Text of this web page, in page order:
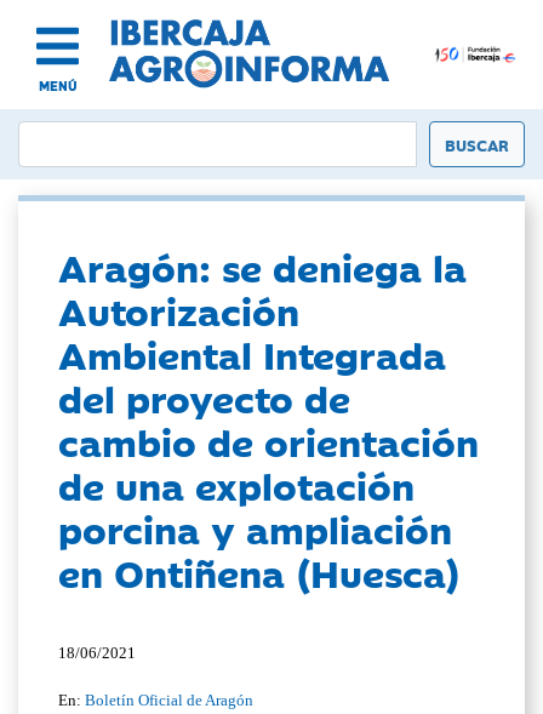
MENÚ
Aragón: se deniega la
Autorización
Ambiental Integrada
del proyecto de
cambio de orientación
de una explotación
porcina y ampliación
en Ontiñena (Huesca)
18/06/2021
En:Boletín Oficial de Aragón